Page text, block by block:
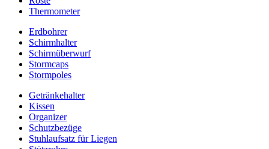
Thermometer
Erdbohrer
Schirmhalter
Schirmüberwurf
Stormcaps
Stormpoles
Getränkehalter
Kissen
Organizer
Schutzbezüge
Stuhlaufsatz für Liegen